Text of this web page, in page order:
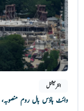
انٹرنیشنل
وائٹ ہاؤس بال روم